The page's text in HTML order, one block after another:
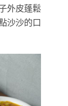
外皮蓬鬆
沙沙的口